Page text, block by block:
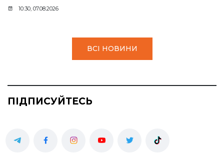
10:30, 07.08.2026
ВСІ НОВИНИ
ПІДПИСУЙТЕСЬ